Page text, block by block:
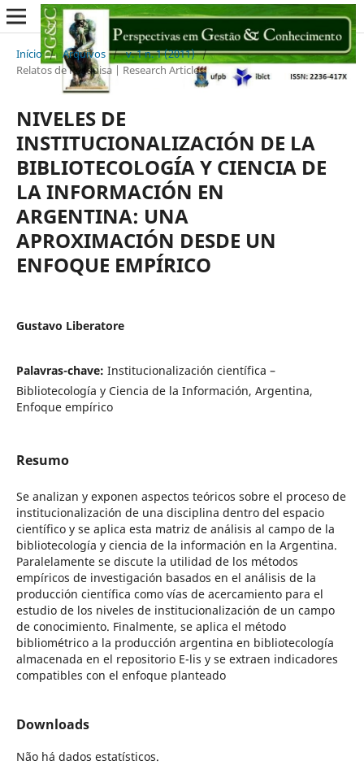
Início / Arquivos / v. 1 n. 1 (2011) /
Relatos de Pesquisa | Research Articles
NIVELES DE
INSTITUCIONALIZACIÓN DE LA
BIBLIOTECOLOGÍA Y CIENCIA DE
LA INFORMACIÓN EN
ARGENTINA: UNA
APROXIMACIÓN DESDE UN
ENFOQUE EMPÍRICO
Gustavo Liberatore
Palavras-chave: Institucionalización científica –
Bibliotecología y Ciencia de la Información, Argentina,
Enfoque empírico
Resumo
Se analizan y exponen aspectos teóricos sobre el proceso de
institucionalización de una disciplina dentro del espacio
científico y se aplica esta matriz de análisis al campo de la
bibliotecología y ciencia de la información en la Argentina.
Paralelamente se discute la utilidad de los métodos
empíricos de investigación basados en el análisis de la
producción científica como vías de acercamiento para el
estudio de los niveles de institucionalización de un campo
de conocimiento. Finalmente, se aplica el método
bibliométrico a la producción argentina en bibliotecología
almacenada en el repositorio E-lis y se extraen indicadores
compatibles con el enfoque planteado
Downloads
Não há dados estatísticos.